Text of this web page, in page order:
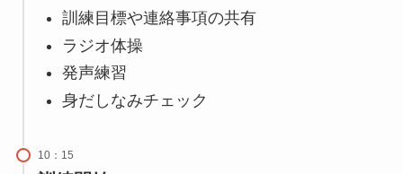
訓練目標や連絡事項の共有
ラジオ体操
発声練習
身だしなみチェック
10：15